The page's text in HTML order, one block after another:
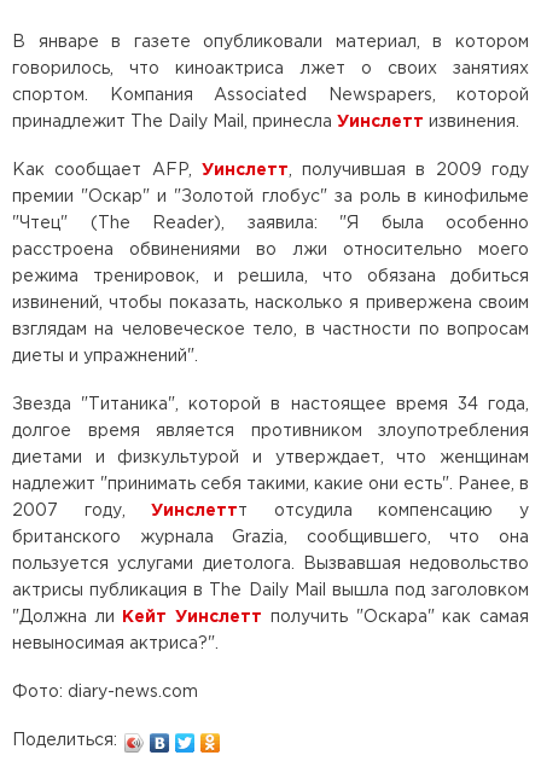
В январе в газете опубликовали материал, в котором
говорилось, что киноактриса лжет о своих занятиях
спортом. Компания Associated Newspapers, которой
принадлежит The Daily Mail, принесла Уинслетт извинения.
Как сообщает AFP, Уинслетт , получившая в 2009 году
премии "Оскар" и "Золотой глобус" за роль в кинофильме
"Чтец" (The Reader), заявила: "Я была особенно
расстроена обвинениями во лжи относительно моего
режима тренировок, и решила, что обязана добиться
извинений, чтобы показать, насколько я привержена своим
взглядам на человеческое тело, в частности по вопросам
диеты и упражнений".
Звезда "Титаника", которой в настоящее время 34 года,
долгое время является противником злоупотребления
диетами и физкультурой и утверждает, что женщинам
надлежит "принимать себя такими, какие они есть". Ранее, в
2007 году, Уинслеттт отсудила компенсацию у
британского журнала Grazia, сообщившего, что она
пользуется услугами диетолога. Вызвавшая недовольство
актрисы публикация в The Daily Mail вышла под заголовком
"Должна ли
Кейт Уинслетт получить "Оскара" как самая
невыносимая актриса?".
Фото: diary-news.com
Поделиться: